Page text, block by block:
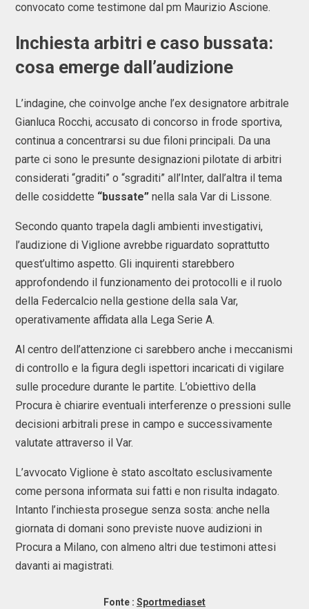
convocato come testimone dal pm Maurizio Ascione.
Inchiesta arbitri e caso bussata:
cosa emerge dall’audizione
L’indagine, che coinvolge anche l’ex designatore arbitrale
Gianluca Rocchi, accusato di concorso in frode sportiva,
continua a concentrarsi su due filoni principali. Da una
parte ci sono le presunte designazioni pilotate di arbitri
considerati “graditi” o “sgraditi” all’Inter, dall’altra il tema
delle cosiddette “bussate” nella sala Var di Lissone.
Secondo quanto trapela dagli ambienti investigativi,
l’audizione di Viglione avrebbe riguardato soprattutto
quest’ultimo aspetto. Gli inquirenti starebbero
approfondendo il funzionamento dei protocolli e il ruolo
della Federcalcio nella gestione della sala Var,
operativamente affidata alla Lega Serie A.
Al centro dell’attenzione ci sarebbero anche i meccanismi
di controllo e la figura degli ispettori incaricati di vigilare
sulle procedure durante le partite. L’obiettivo della
Procura è chiarire eventuali interferenze o pressioni sulle
decisioni arbitrali prese in campo e successivamente
valutate attraverso il Var.
L’avvocato Viglione è stato ascoltato esclusivamente
come persona informata sui fatti e non risulta indagato.
Intanto l’inchiesta prosegue senza sosta: anche nella
giornata di domani sono previste nuove audizioni in
Procura a Milano, con almeno altri due testimoni attesi
davanti ai magistrati.
Fonte : Sportmediaset